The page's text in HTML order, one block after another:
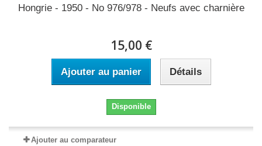
Hongrie - 1950 - No 976/978 - Neufs avec charnière
15,00 €
Ajouter au panier Détails
Disponible
Ajouter au comparateur